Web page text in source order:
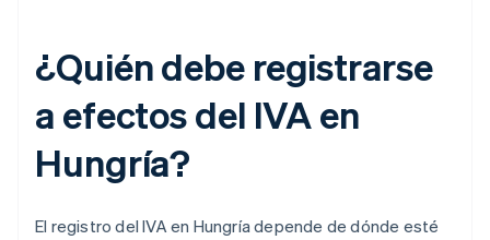
¿Quién debe registrarse
a efectos del IVA en
Hungría?
El registro del IVA en Hungría depende de dónde esté